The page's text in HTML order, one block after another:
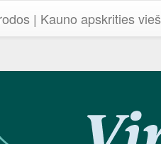
| Kauno apskrities